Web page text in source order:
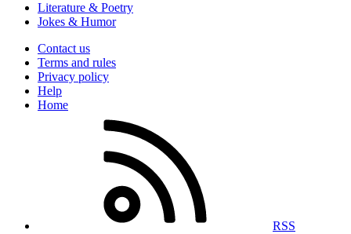
Literature & Poetry
Jokes & Humor
Contact us
Terms and rules
Privacy policy
Help
Home
RSS